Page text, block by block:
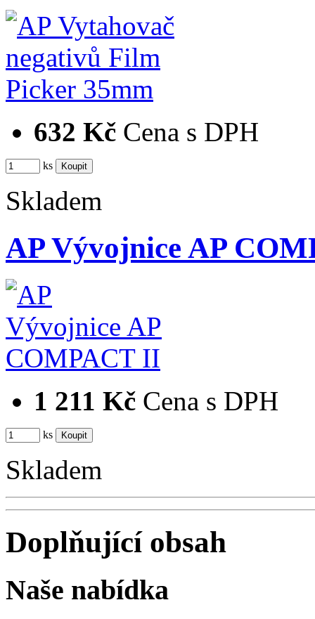
632 Kč Cena s DPH
ks
Skladem
AP Vývojnice AP
1 211 Kč Cena s DPH
ks
Skladem
Doplňující obsah
Naše nabídka